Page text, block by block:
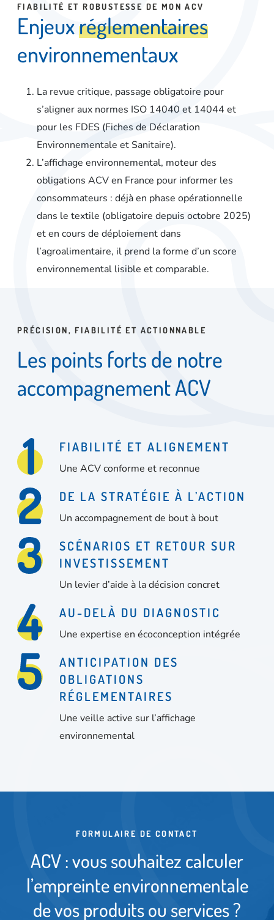
FIABILITÉ ET ROBUSTESSE DE MON ACV
Enjeuxréglementaires
environnementaux
La revue critique, passage obligatoire pour
s’aligner aux normes ISO 14040 et 14044 et
pour les FDES (Fiches de Déclaration
Environnementale et Sanitaire).
L’affichage environnemental, moteur des
obligations ACV en France pour informer les
consommateurs : déjà en phase opérationnelle
dans le textile (obligatoire depuis octobre 2025)
et en cours de déploiement dans
l’agroalimentaire, il prend la forme d’un score
environnemental lisible et comparable.
PRÉCISION, FIABILITÉ ET ACTIONNABLE
Les points fortsde notre
accompagnementACV
FIABILITÉ ET ALIGNEMENT
Une ACV conforme et reconnue
DE LA STRATÉGIE À L’ACTION
Un accompagnement de bout à bout
SCÉNARIOS ET RETOUR SUR
INVESTISSEMENT
Un levier d’aide à la décision concret
AU-DELÀ DU DIAGNOSTIC
Une expertise en écoconception intégrée
ANTICIPATION DES
OBLIGATIONS
RÉGLEMENTAIRES
Une veille active sur l’affichage
environnemental
FORMULAIRE DE CONTACT
ACV:voussouhaitez calculer
l’empreinteenvironnementale
devosproduitsou services?